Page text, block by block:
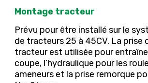
Montage tracteur
Prévu pour être installé sur le
de tracteurs 25 à 45CV. La prise
tracteur est utilisée pour
coupe, l’hydraulique pour les
ameneurs et la prise remorque